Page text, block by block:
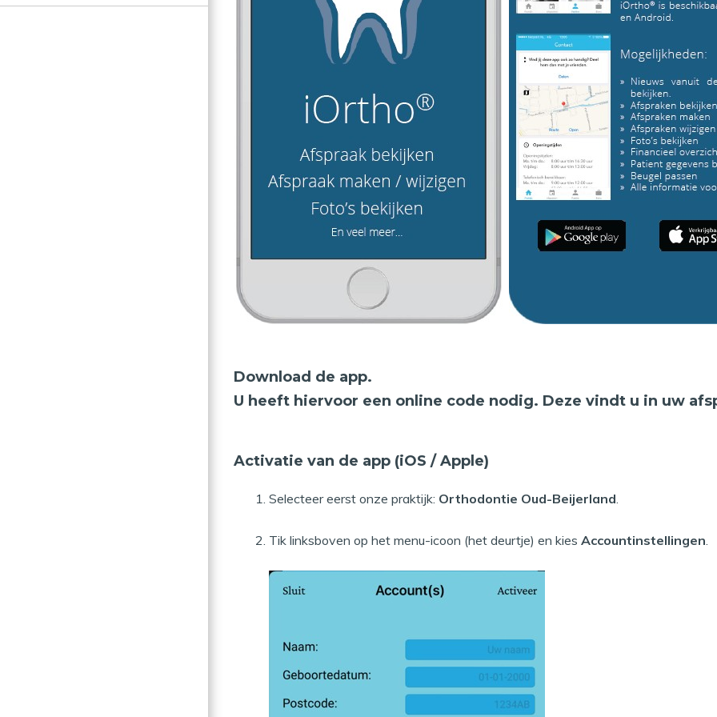
Download de app.
U heeft hiervoor een online code nodig. Deze vindt u in uw
Activatie van de app (iOS / Apple)
Selecteer eerst onze praktijk: Orthodontie Oud-Beijerland.
Tik linksboven op het menu-icoon (het deurtje) en kies Accountinstellingen.